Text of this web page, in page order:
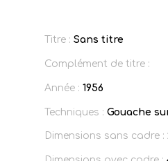
Titre : Sans titre
Complément de titre :
Année : 1956
Techniques : Gouache
Dimensions sans cadre :